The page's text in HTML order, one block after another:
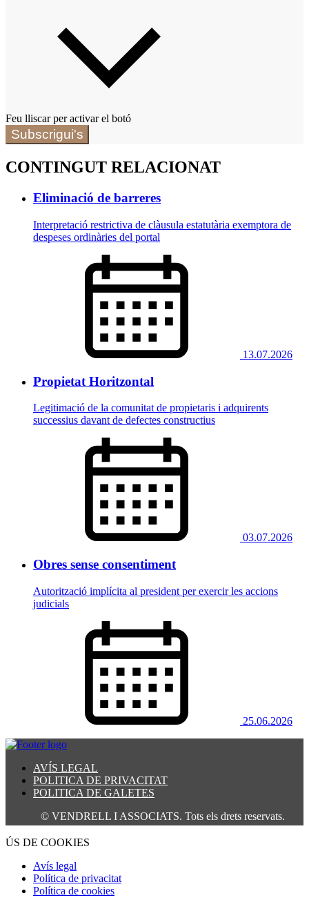
Feu lliscar per activar el botó
Subscrigui's
CONTINGUT RELACIONAT
Eliminació de barreres
Interpretació restrictiva de clàusula estatutària exemptora de
despeses ordinàries del portal
13.07.2026
Propietat Horitzontal
Legitimació de la comunitat de propietaris i adquirents
successius davant de defectes constructius
03.07.2026
Obres sense consentiment
Autorització implícita al president per exercir les accions
judicials
25.06.2026
AVÍS LEGAL
POLITICA DE PRIVACITAT
POLITICA DE GALETES
© VENDRELL I ASSOCIATS. Tots els drets reservats.
ÚS DE COOKIES
Avís legal
Política de privacitat
Política de cookies